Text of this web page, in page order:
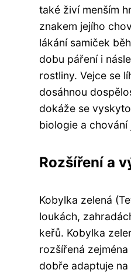
také živí menším
znakem jejího
lákání samiček
dobu páření i
rostliny. Vejce se
dosáhnou
dokáže se
biologie a chování
Rozšíření a
Kobylka zelená
loukách,
keřů. Kobylka
rozšířená
dobře adaptuje